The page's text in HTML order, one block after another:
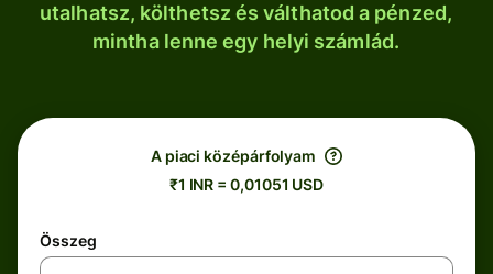
utalhatsz, költhetsz és válthatod a pénzed,
mintha lenne egy helyi számlád.
A piaci középárfolyam
₹1 INR = 0,01051 USD
Összeg